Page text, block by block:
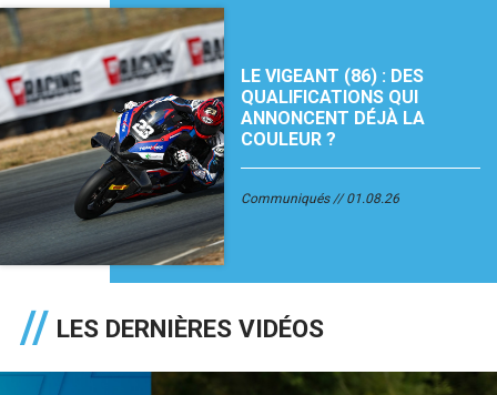
LE VIGEANT (86) : DES
QUALIFICATIONS QUI
ANNONCENT DÉJÀ LA
COULEUR ?
Communiqués 01.08.26
LES DERNIÈRES VIDÉOS